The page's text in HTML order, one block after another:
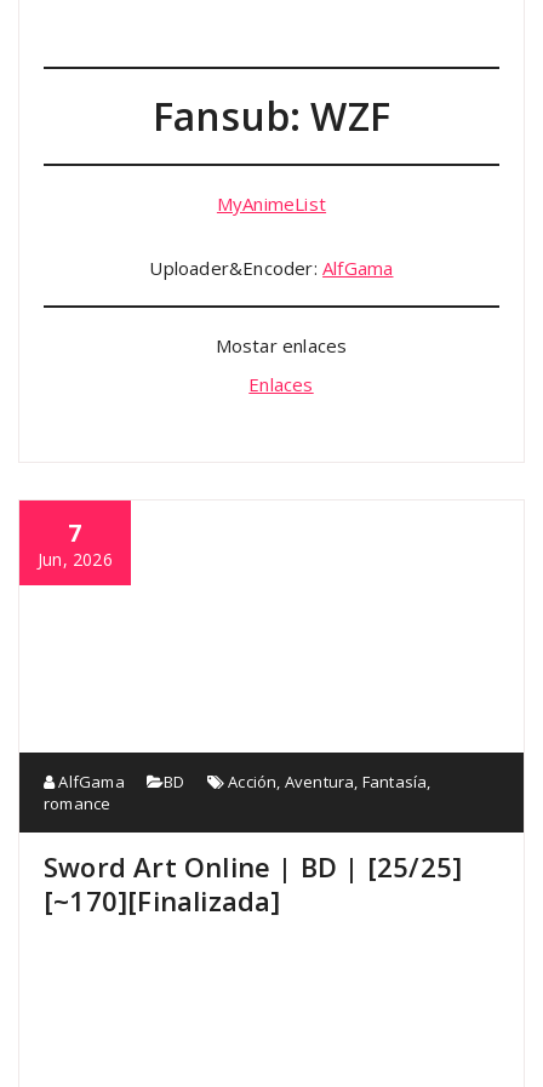
Fansub: WZF
MyAnimeList
Uploader&Encoder:AlfGama
Mostar enlaces
Enlaces
7
Jun, 2026
AlfGama BD Acción Aventura Fantasía
romance
Sword Art Online | BD | [25/25]
[~170][Finalizada]